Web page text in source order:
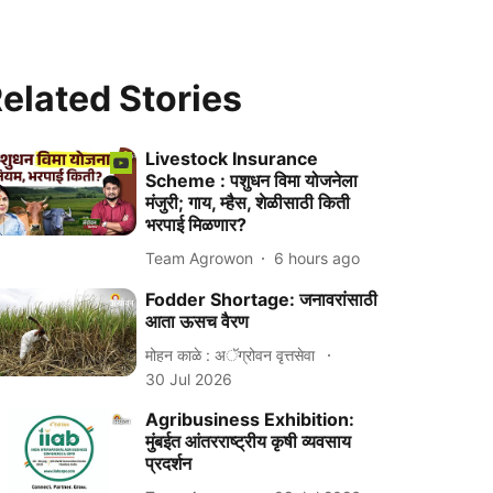
Stories
Livestock Insurance
Scheme : पशुधन विमा योजनेला
मंजुरी; गाय, म्हैस, शेळीसाठी किती
भरपाई मिळणार?
Team Agrowon 6 hours ago
Fodder Shortage: जनावरांसाठी
आता ऊसच वैरण
मोहन काळे : अॅग्रोवन वृत्तसेवा
30 Jul 2026
Agribusiness Exhibition:
मुंबईत आंतरराष्ट्रीय कृषी व्यवसाय
प्रदर्शन